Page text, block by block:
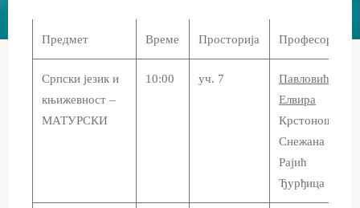
Предмет Време Просторија Професори
Српски језик и
књижевност –
МАТУРСКИ
10:00 уч. 7
Павловић
Елвира
Крстоношић
Снежана
Рајић
Ђурђица